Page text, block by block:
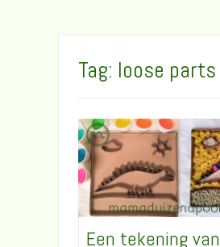
Tag: loose parts
Een tekening van